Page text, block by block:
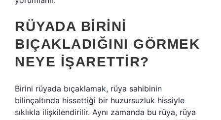
RÜYADA BIRINI
BIÇAKLADIĞINI GÖRMEK
NEYE IŞARETTIR?
Birini rüyada bıçaklamak, rüya sahibinin
bilinçaltında hissettiği bir huzursuzluk hissiyle
sıklıkla ilişkilendirilir. Aynı zamanda bu rüya, rüya